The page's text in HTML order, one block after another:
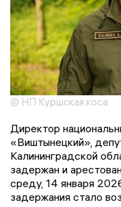
© НП Куршская коса
Директор
«Виштынецкий»,
Калининградской
задержан и
среду, 14 января
задержания стало